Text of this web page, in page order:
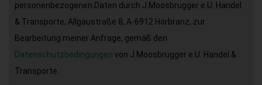
personenbezogenen Daten durch J.Moosbrugger e.U. Handel
& Transporte, Allgäustraße 8, A-6912 Hörbranz, zur
Bearbeitung meiner Anfrage, gemäß den
Datenschutzbedingungen von J.Moosbrugger e.U. Handel &
Transporte.